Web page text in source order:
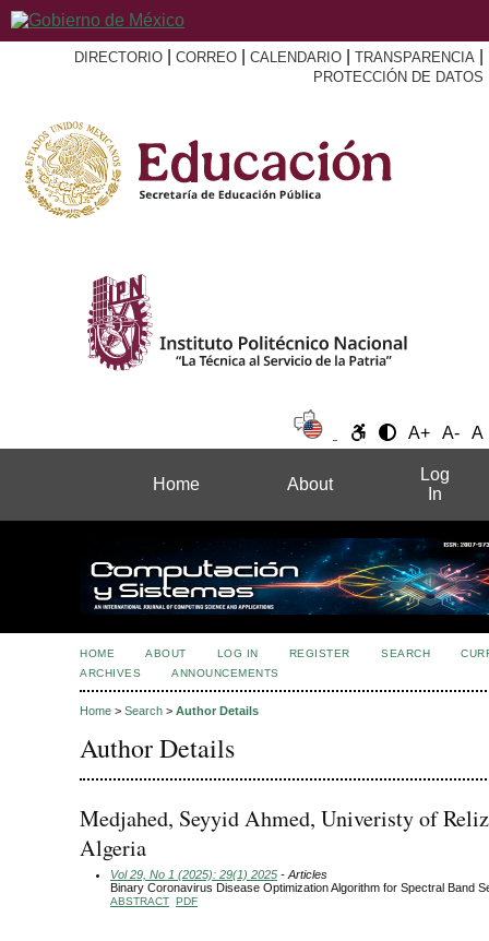
DIRECTORIO CORREO CALENDARIO TRANSPARENCIA
PROTECCIÓN DE DATOS
A+ A- A
Home About
Log
In
HOME ABOUT LOG IN REGISTER SEARCH
ARCHIVES
ANNOUNCEMENTS
Home > Search > Author Details
Author Details
Medjahed, Seyyid Ahmed, Univeristy of
Algeria
Vol 29, No 1 (2025): 29(1) 2025 - Articles
Binary Coronavirus Disease Optimization Algorithm for Spectral Band
ABSTRACT PDF